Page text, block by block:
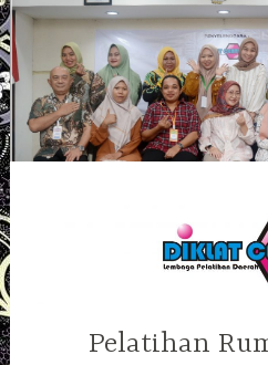
Skip
to
content
Pelatihan